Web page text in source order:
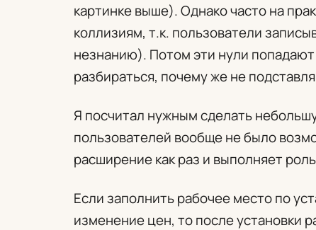
картинке выше). Однако часто на
коллизиям, т.к. пользователи
незнанию). Потом эти нули
разбираться, почему же не
Я посчитал нужным сделать
пользователей вообще не было
расширение как раз и выполняет
Если заполнить рабочее место по
изменение цен, то после установки